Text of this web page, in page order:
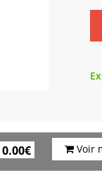
0.00€ Voir